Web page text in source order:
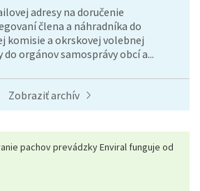
adresy na doručenie
člena a náhradníka do
komisie a okrskovej volebnej
orgánov samosprávy obcí a...
Zobraziť archív
pachov prevádzky Enviral funguje od